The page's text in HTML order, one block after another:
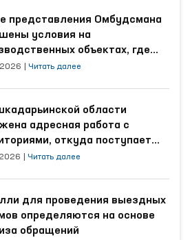
представления Омбудсмана
условия на
объектах, где
осуждённые
Читать далее
области
адресная работа с
откуда поступает
количество обращений
Читать далее
для проведения выездных
определяются на основе
обращений